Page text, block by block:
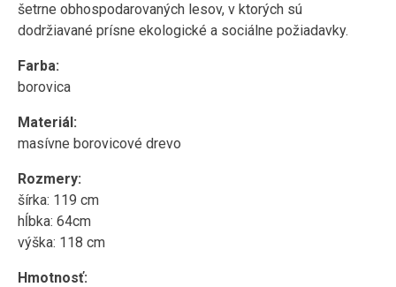
šetrne obhospodarovaných lesov, v ktorých sú
dodržiavané prísne ekologické a sociálne požiadavky.
Farba:
borovica
Materiál:
masívne borovicové drevo
Rozmery:
šírka: 119 cm
hĺbka: 64cm
výška: 118 cm
Hmotnosť: